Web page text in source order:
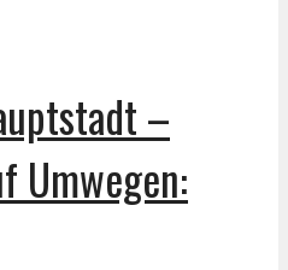
–
Umwegen: